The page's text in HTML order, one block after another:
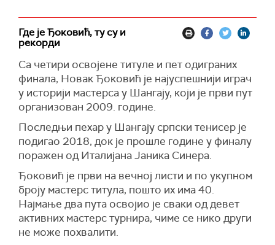
Где је Ђоковић, ту су и
рекорди
Са четири освојене титуле и пет одиграних
финала, Новак Ђоковић је најуспешнији играч
у историји мастерса у Шангају, који је први пут
организован 2009. године.
Последњи пехар у Шангају српски тенисер је
подигао 2018, док је прошле године у финалу
поражен од Италијана Јаника Синера.
Ђоковић је први на вечној листи и по укупном
броју мастерс титула, пошто их има 40.
Најмање два пута освојио је сваки од девет
активних мастерс турнира, чиме се нико други
не може похвалити.